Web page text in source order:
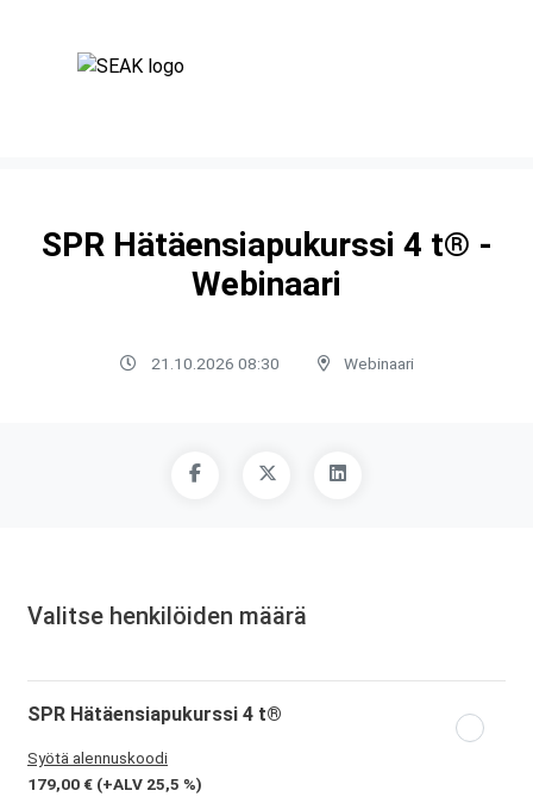
SPR Hätäensiapukurssi 4 t® -
Webinaari
21.10.2026 08:30 Webinaari
Valitse henkilöiden määrä
SPR Hätäensiapukurssi 4 t®
Syötä alennuskoodi
179,00 € (+ALV 25,5 %)